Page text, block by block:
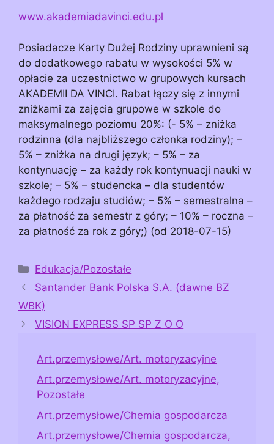
www.akademiadavinci.edu.pl
Posiadacze Karty Dużej Rodziny uprawnieni są
do dodatkowego rabatu w wysokości 5% w
opłacie za uczestnictwo w grupowych kursach
AKADEMII DA VINCI. Rabat łączy się z innymi
zniżkami za zajęcia grupowe w szkole do
maksymalnego poziomu 20%: (- 5% – zniżka
rodzinna (dla najbliższego członka rodziny); –
5% – zniżka na drugi język; – 5% – za
kontynuację – za każdy rok kontynuacji nauki w
szkole; – 5% – studencka – dla studentów
każdego rodzaju studiów; – 5% – semestralna –
za płatność za semestr z góry; – 10% – roczna –
za płatność za rok z góry;) (od 2018-07-15)
Kategorie
Edukacja/Pozostałe
Santander Bank Polska S.A. (dawne BZ
WBK)
VISION EXPRESS SP SP Z O O
Art.przemysłowe/Art. motoryzacyjne
Art.przemysłowe/Art. motoryzacyjne,
Pozostałe
Art.przemysłowe/Chemia gospodarcza
Art.przemysłowe/Chemia gospodarcza,